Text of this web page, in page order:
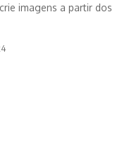
imagens a partir dos